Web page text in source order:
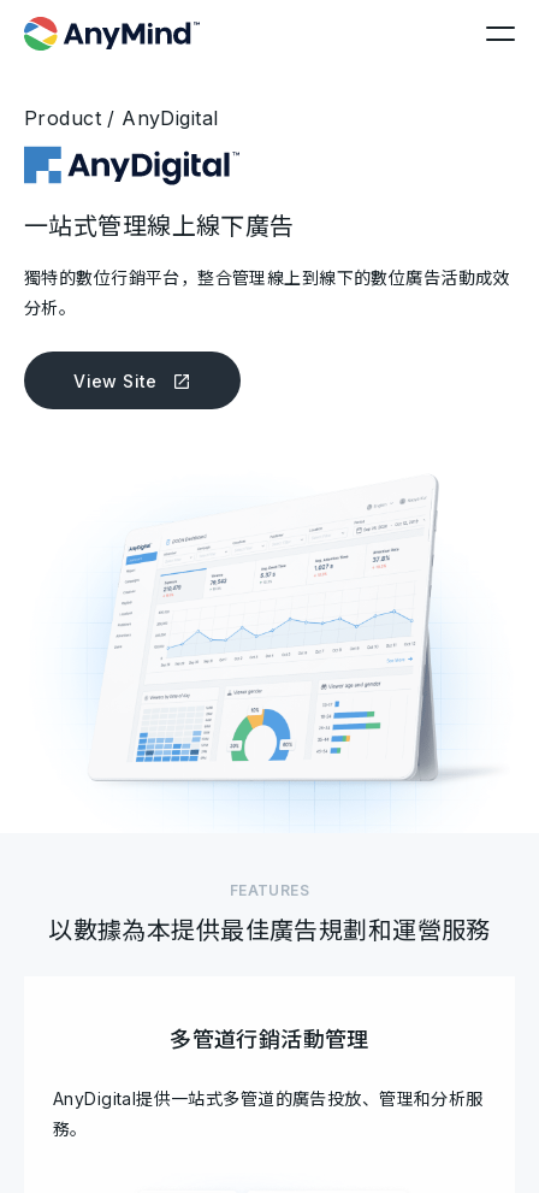
Product / AnyDigital
一站式管理線上線下廣告
獨特的數位行銷平台，整合管理線上到線下的數位廣告活動成效
分析。
View Site
FEATURES
以數據為本提供最佳廣告規劃和運營服務
多管道行銷活動管理
AnyDigital提供一站式多管道的廣告投放、管理和分析服
務。